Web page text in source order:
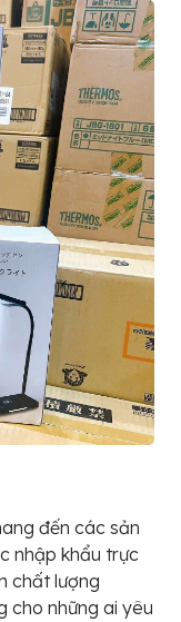
đến các sản
nhập khẩu trực
chất lượng
cho những ai yêu